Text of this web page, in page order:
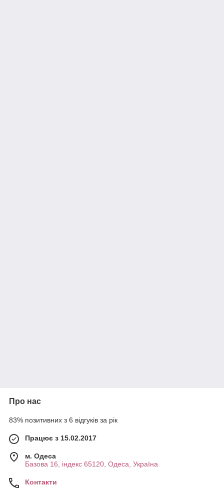
Про нас
83% позитивних з 6 відгуків за рік
Працює з 15.02.2017
м. Одеса
Базова 16, індекс 65120, Одеса, Україна
Контакти